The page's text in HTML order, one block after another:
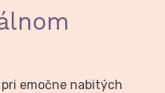
pri emočne nabitých